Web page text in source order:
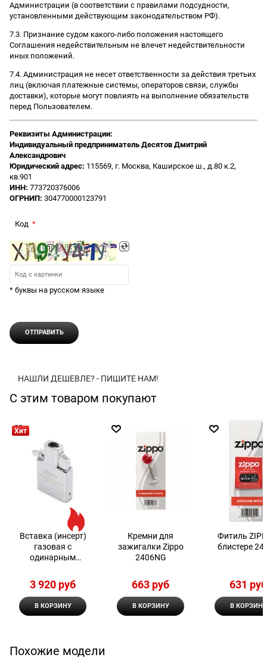
Администрации (в соответствии с правилами подсудности,
установленными действующим законодательством РФ).
7.3. Признание судом какого-либо положения настоящего
Соглашения недействительным не влечет недействительности
иных положений.
7.4. Администрация не несет ответственности за действия третьих
лиц (включая платежные системы, операторов связи, службы
доставки), которые могут повлиять на выполнение обязательств
перед Пользователем.
Реквизиты Администрации:
Индивидуальный предприниматель Десятов Дмитрий
Александрович
Юридический адрес: 115569, г. Москва, Каширское ш., д.80 к.2,
кв.901
ИНН: 773720376006
ОГРНИП: 304770000123791
Код
* буквы на русском языке
НАШЛИ ДЕШЕВЛЕ? - ПИШИТЕ НАМ!
С этим товаром покупают
Хит
Вставка (инсерт)
газовая с
одинарным
широкой зажигалки
Zippo
3 920 руб
В КОРЗИНУ
Кремни для
зажигалки Zippo
2406NG
663 руб
В КОРЗИНУ
Фитиль
блистере
631 руб
В КОРЗИНУ
Похожие модели